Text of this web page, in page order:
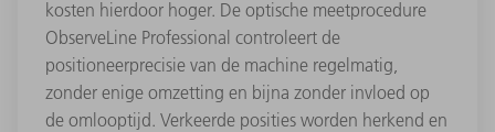
kosten hierdoor hoger. De optische meetprocedure
ObserveLine Professional controleert de
positioneerprecisie van de machine regelmatig,
zonder enige omzetting en bijna zonder invloed op
de omlooptijd. Verkeerde posities worden herkend en